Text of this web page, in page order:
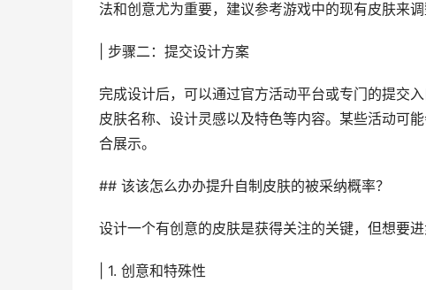
法和创意尤为重要，建议参考游戏中的现有皮肤来
| 步骤二：提交设计方案
完成设计后，可以通过官方活动平台或专门的提交
皮肤名称、设计灵感以及特色等内容。某些活动可
合展示。
## 该该怎么办办提升自制皮肤的被采纳概率？
设计一个有创意的皮肤是获得关注的关键，但想要
| 1. 创意和特殊性